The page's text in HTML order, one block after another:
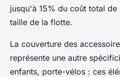
jusqu'à 15% du coût total de
taille de la flotte.
La couverture des
représente une autre
enfants, porte-vélos : ces